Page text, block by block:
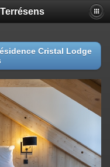
Cristal Lodge